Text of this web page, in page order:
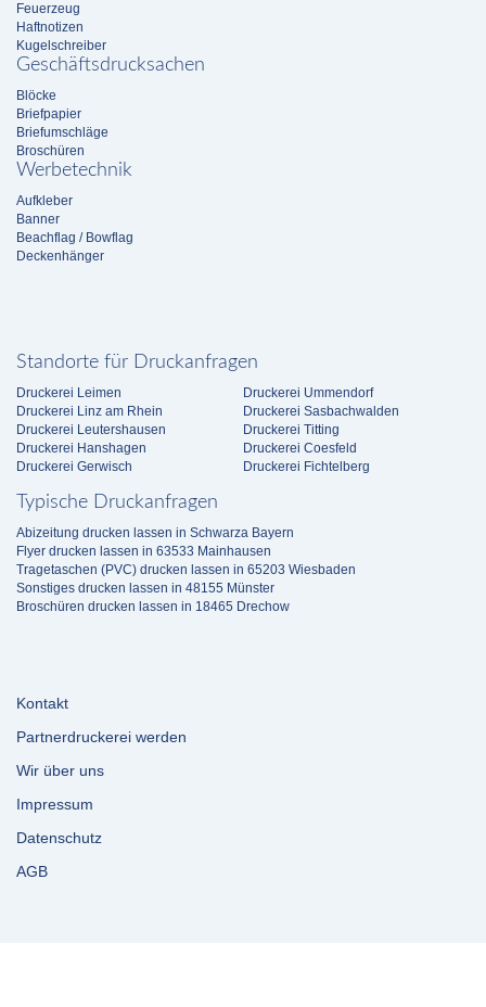
Feuerzeug
Haftnotizen
Kugelschreiber
Geschäftsdrucksachen
Blöcke
Briefpapier
Briefumschläge
Broschüren
Werbetechnik
Aufkleber
Banner
Beachflag / Bowflag
Deckenhänger
Standorte für Druckanfragen
Druckerei Leimen
Druckerei Linz am Rhein
Druckerei Leutershausen
Druckerei Hanshagen
Druckerei Gerwisch
Druckerei Ummendorf
Druckerei Sasbachwalden
Druckerei Titting
Druckerei Coesfeld
Druckerei Fichtelberg
Typische Druckanfragen
Abizeitung drucken lassen in Schwarza Bayern
Flyer drucken lassen in 63533 Mainhausen
Tragetaschen (PVC) drucken lassen in 65203 Wiesbaden
Sonstiges drucken lassen in 48155 Münster
Broschüren drucken lassen in 18465 Drechow
Kontakt
Partnerdruckerei werden
Wir über uns
Impressum
Datenschutz
AGB